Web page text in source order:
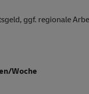
ggf. regionale
Woche